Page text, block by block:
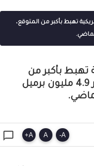
تهبط بأكبر من المتوقع،
تهبط بأكبر من
المتوقع، وتنخفض بمقدار 4.9 مليون برميل
 A
-
A
A
+